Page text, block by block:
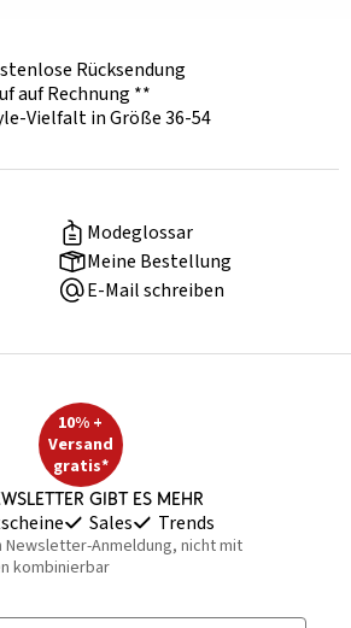
Rücksendung
auf Rechnung **
Vielfalt in Größe 36-54
Modeglossar
Meine Bestellung
E-Mail schreiben
10% +
Versand
gratis*
gibt es mehr
Sales Trends
Newsletter-Anmeldung, nicht mit
kombinierbar